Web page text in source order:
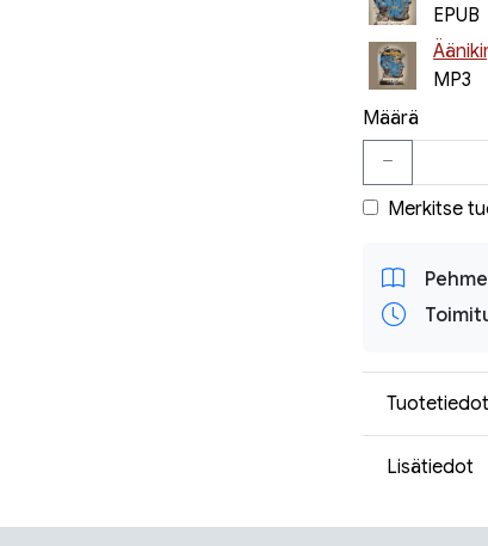
EPUB
MP3
Määrä
Merkitse
Tuotetiedot
Lisätiedot